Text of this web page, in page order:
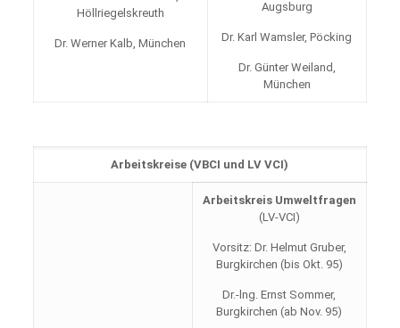
Höllriegelskreuth
Dr. Werner Kalb, München
Augsburg
Dr. Karl Wamsler, Pöcking
Dr. Günter Weiland,
München
Arbeitskreise (VBCI und LV VCI)
Arbeitskreis Umweltfragen
(LV-VCI)
Vorsitz: Dr. Helmut Gruber,
Burgkirchen (bis Okt. 95)
Dr.-lng. Ernst Sommer,
Burgkirchen (ab Nov. 95)